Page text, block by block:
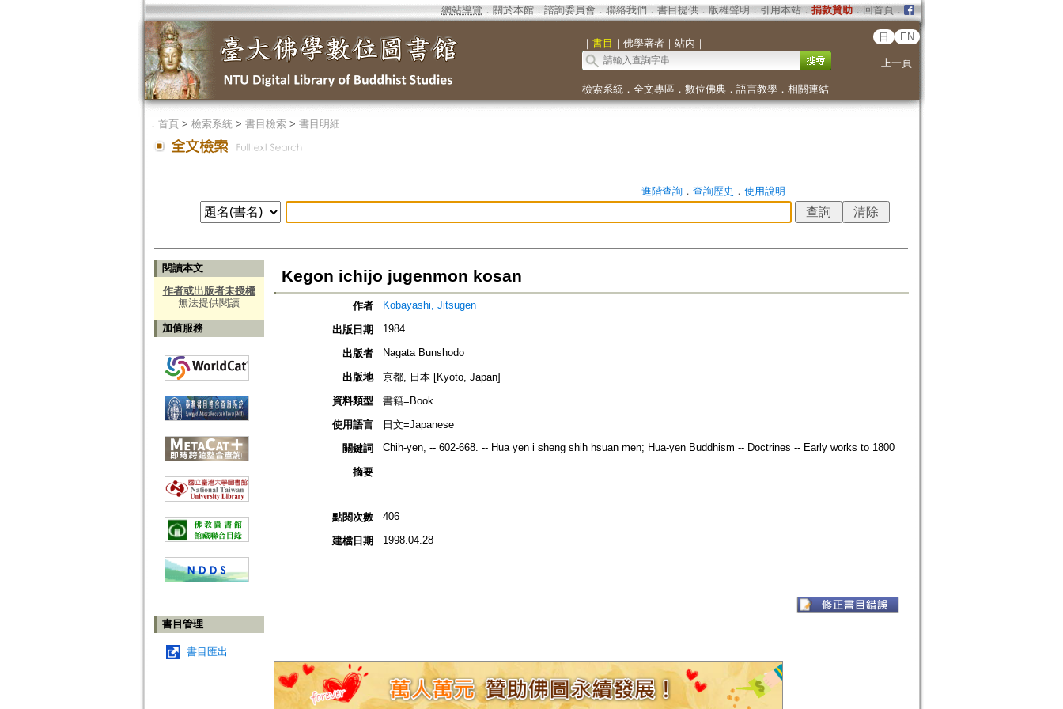
網站導覽 ． 關於本館． 諮詢委員會． 聯絡我們 ． 書目提供． 版權聲明 ． 引用本站． 捐款贊助．回首頁．
｜ 書目 ｜ 佛學著者｜ 站內 ｜
日 EN
上一頁
檢索系統． 全文專區 ． 數位佛典． 語言教學． 相關連結
． 首頁> 檢索系統> 書目檢索> 書目明細
進階查詢． 查詢歷史 ． 使用說明
閱讀本文
作者或出版者未授權
無法提供閱讀
加值服務
書目管理
書目匯出
Kegon ichijo jugenmon kosan
作者 Kobayashi, Jitsugen
出版日期 1984
出版者 Nagata Bunshodo
出版地
京都, 日本 [Kyoto, Japan]
資料類型
書籍=Book
使用語言
日文=Japanese
關鍵詞
Chih-yen, -- 602-668. -- Hua yen i sheng shih hsuan men; Hua-yen Buddhism -- Doctrines -- Early works to 1800
摘要
點閱次數 406
建檔日期 1998.04.28